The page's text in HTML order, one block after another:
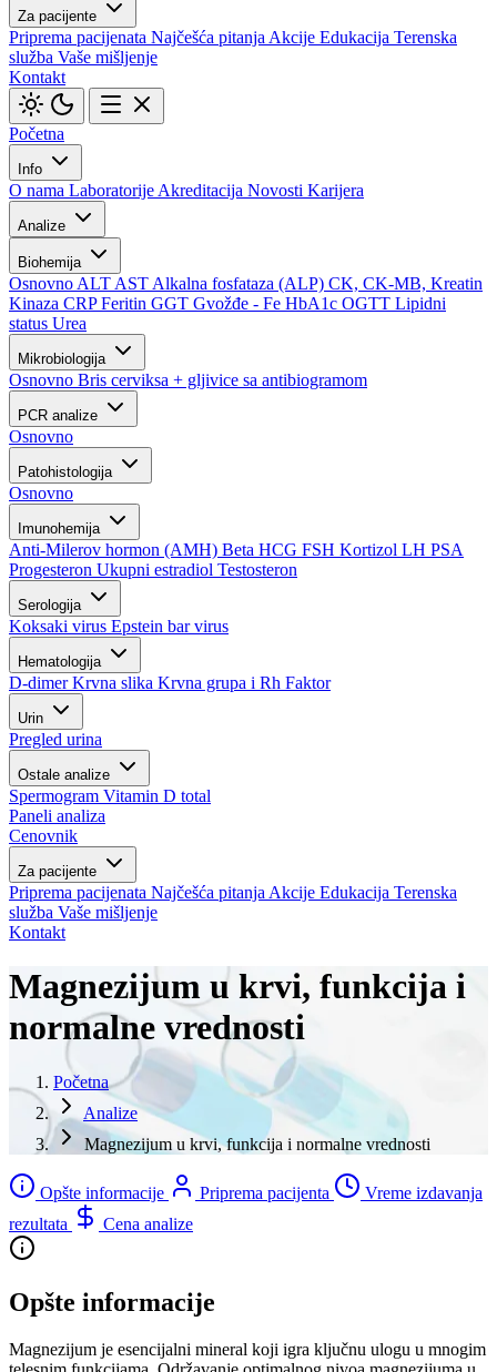
Za pacijente
Priprema pacijenata Najčešća pitanja Akcije Edukacija Terenska
služba Vaše mišljenje
Kontakt
Početna
Info
O nama Laboratorije Akreditacija Novosti Karijera
Analize
Biohemija
Osnovno ALT AST Alkalna fosfataza (ALP) CK, CK-MB, Kreatin
Kinaza CRPFeritin GGT Gvožđe - Fe HbA1c OGTT Lipidni
status Urea
Mikrobiologija
Osnovno Bris cerviksa + gljivice sa antibiogramom
PCR analize
Osnovno
Patohistologija
Osnovno
Imunohemija
Anti-Milerov hormon (AMH) Beta HCG FSH Kortizol LH PSA
Progesteron Ukupni estradiol Testosteron
Serologija
Koksaki virus Epstein bar virus
Hematologija
D-dimerKrvna slika Krvna grupa i Rh Faktor
Urin
Pregled urina
Ostale analize
Spermogram Vitamin D total
Paneli analiza
Cenovnik
Za pacijente
Priprema pacijenata Najčešća pitanja Akcije Edukacija Terenska
služba Vaše mišljenje
Kontakt
Magnezijum u krvi, funkcija i
normalne vrednosti
Početna
Analize
Magnezijum u krvi, funkcija i normalne vrednosti
Opšte informacije Priprema pacijenta
Vreme izdavanja
rezultata
Cena analize
Opšte informacije
Magnezijum je esencijalni mineral koji igra ključnu ulogu u mnogim